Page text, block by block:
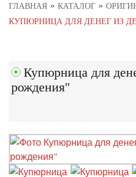
ГЛАВНАЯ » КАТАЛОГ »
КУПЮРНИЦА ДЛЯ ДЕНЕГ ИЗ
Купюрница для
рождения"